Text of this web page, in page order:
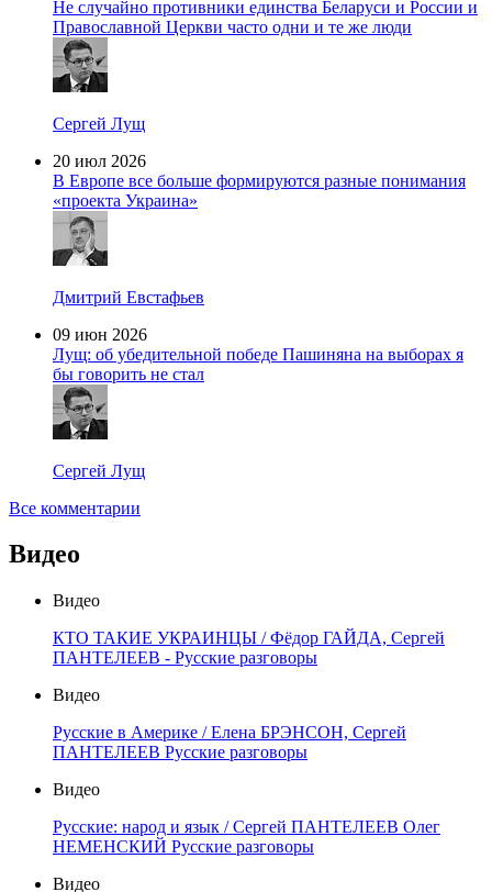
Не случайно противники единства Беларуси и России и
Православной Церкви часто одни и те же люди
Сергей Лущ
20 июл 2026
В Европе все больше формируются разные понимания
«проекта Украина»
Дмитрий Евстафьев
09 июн 2026
Лущ: об убедительной победе Пашиняна на выборах я
бы говорить не стал
Сергей Лущ
Все комментарии
Видео
Видео
КТО ТАКИЕ УКРАИНЦЫ / Фёдор ГАЙДА, Сергей
ПАНТЕЛЕЕВ - Русские разговоры
Видео
Русские в Америке / Елена БРЭНСОН, Сергей
ПАНТЕЛЕЕВ Русские разговоры
Видео
Русские: народ и язык / Сергей ПАНТЕЛЕЕВ Олег
НЕМЕНСКИЙ Русские разговоры
Видео